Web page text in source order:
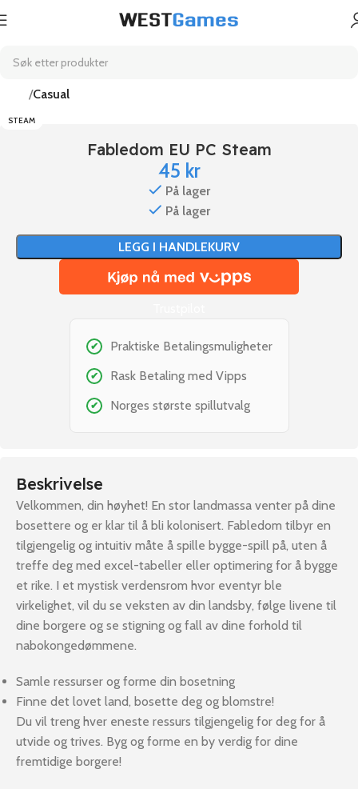
Casual
STEAM
Fabledom EU PC Steam
45 kr
På lager
På lager
LEGG I HANDLEKURV
✔ Praktiske Betalingsmuligheter
✔ Rask Betaling med Vipps
✔ Norges største spillutvalg
Beskrivelse
Velkommen, din høyhet! En stor landmassa venter på dine
bosettere og er klar til å bli kolonisert. Fabledom tilbyr en
tilgjengelig og intuitiv måte å spille bygge-spill på, uten å
treffe deg med excel-tabeller eller optimering for å bygge
et rike. I et mystisk verdensrom hvor eventyr ble
virkelighet, vil du se veksten av din landsby, følge livene til
dine borgere og se stigning og fall av dine forhold til
nabokongedømmene.
Samle ressurser og forme din bosetning
Finne det lovet land, bosette deg og blomstre!
Du vil treng hver eneste ressurs tilgjengelig for deg for å
utvide og trives. Byg og forme en by verdig for dine
fremtidige borgere!